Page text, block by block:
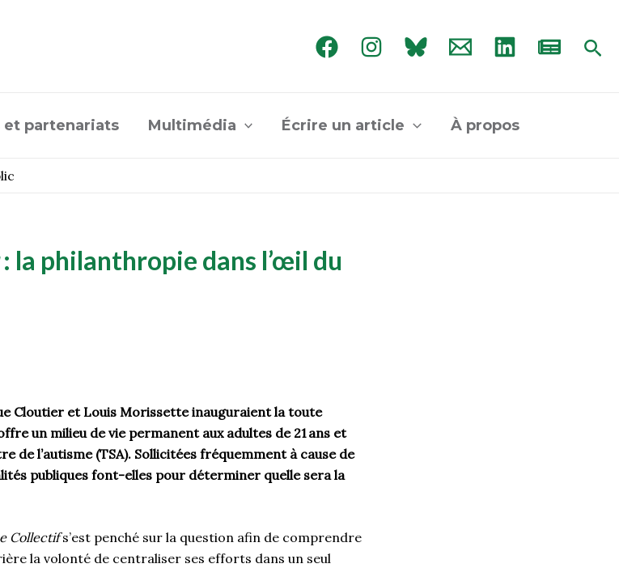
et partenariats Multimédia Écrire un article À propos
la philanthropie dans l’œil du
Cloutier et Louis Morissette inauguraient la toute
un milieu de vie permanent aux adultes de 21 ans et
de l’autisme (TSA). Sollicitées fréquemment à cause de
publiques font-elles pour déterminer quelle sera la
Collectifs’est penché sur la question afin de comprendre
la volonté de centraliser ses efforts dans un seul